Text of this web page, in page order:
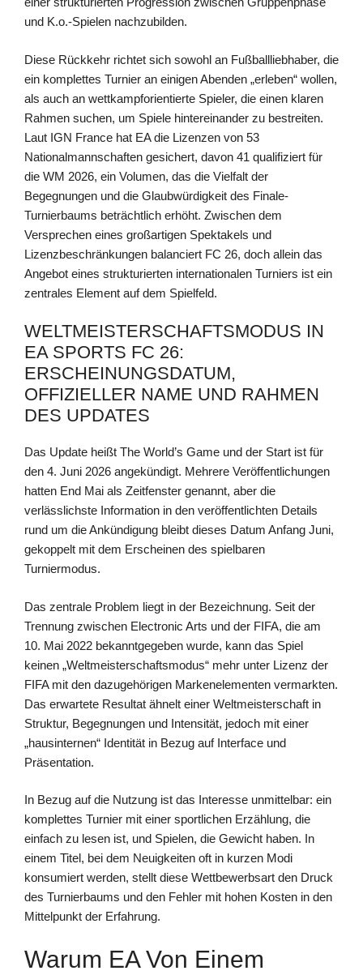
und K.o.-Spielen nachzubilden.
Diese Rückkehr richtet sich sowohl an Fußballliebhaber, die
ein komplettes Turnier an einigen Abenden „erleben“ wollen,
als auch an wettkampforientierte Spieler, die einen klaren
Rahmen suchen, um Spiele hintereinander zu bestreiten.
Laut IGN France hat EA die Lizenzen von 53
Nationalmannschaften gesichert, davon 41 qualifiziert für
die WM 2026, ein Volumen, das die Vielfalt der
Begegnungen und die Glaubwürdigkeit des Finale-
Turnierbaums beträchtlich erhöht. Zwischen dem
Versprechen eines großartigen Spektakels und
Lizenzbeschränkungen balanciert FC 26, doch allein das
Angebot eines strukturierten internationalen Turniers ist ein
zentrales Element auf dem Spielfeld.
WELTMEISTERSCHAFTSMODUS IN
EA SPORTS FC 26:
ERSCHEINUNGSDATUM,
OFFIZIELLER NAME UND RAHMEN
DES UPDATES
Das Update heißt The World’s Game und der Start ist für
den 4. Juni 2026 angekündigt. Mehrere Veröffentlichungen
hatten End Mai als Zeitfenster genannt, aber die
verlässlichste Information in den veröffentlichten Details
rund um die Ankündigung bleibt dieses Datum Anfang Juni,
gekoppelt mit dem Erscheinen des spielbaren
Turniermodus.
Das zentrale Problem liegt in der Bezeichnung. Seit der
Trennung zwischen Electronic Arts und der FIFA, die am
10. Mai 2022 bekanntgegeben wurde, kann das Spiel
keinen „Weltmeisterschaftsmodus“ mehr unter Lizenz der
FIFA mit den dazugehörigen Markenelementen vermarkten.
Das erwartete Resultat ähnelt einer Weltmeisterschaft in
Struktur, Begegnungen und Intensität, jedoch mit einer
„hausinternen“ Identität in Bezug auf Interface und
Präsentation.
In Bezug auf die Nutzung ist das Interesse unmittelbar: ein
komplettes Turnier mit einer sportlichen Erzählung, die
einfach zu lesen ist, und Spielen, die Gewicht haben. In
einem Titel, bei dem Neuigkeiten oft in kurzen Modi
konsumiert werden, stellt diese Wettbewerbsart den Druck
des Turnierbaums und den Fehler mit hohen Kosten in den
Mittelpunkt der Erfahrung.
Warum EA Von Einem